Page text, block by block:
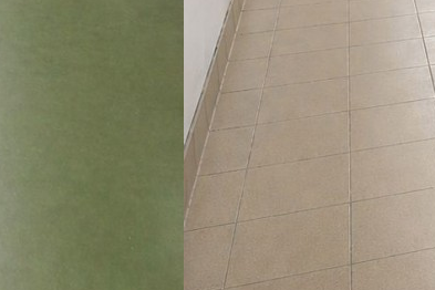
דרור בן אסולי רישיון 320836
שפות: